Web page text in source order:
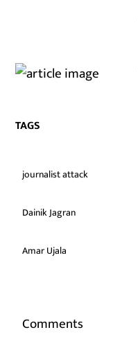
TAGS
journalist attack
Dainik Jagran
Amar Ujala
Comments